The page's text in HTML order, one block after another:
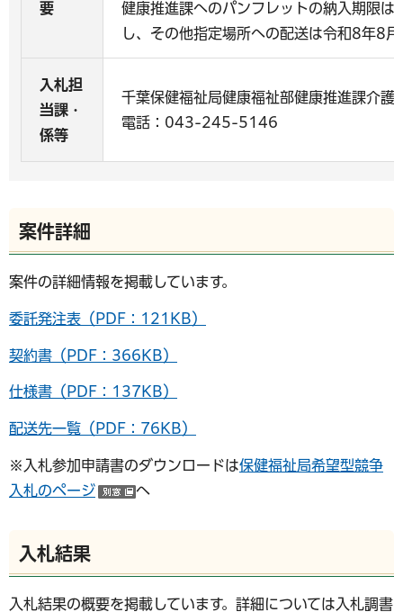
要
健康推進課へのパンフレットの納入期限
し、その他指定場所への配送は令和8年8
入札担
当課・
係等
千葉保健福祉局健康福祉部健康推進課介護
電話：043-245-5146
案件詳細
案件の詳細情報を掲載しています。
委託発注表（PDF：121KB）
契約書（PDF：366KB）
仕様書（PDF：137KB）
配送先一覧（PDF：76KB）
※入札参加申請書のダウンロードは保健福祉局希望型競争
入札のページ
（別ウインドウで開く）
へ
入札結果
入札結果の概要を掲載しています。詳細については入札調書